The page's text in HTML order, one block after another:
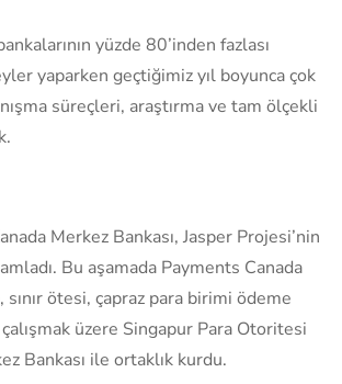
yüzde 80’inden fazlası
yaparken geçtiğimiz yıl boyunca çok
süreçleri, araştırma ve tam ölçekli
Merkez Bankası, Jasper Projesi’nin
Bu aşamada Payments Canada
ötesi, çapraz para birimi ödeme
üzere Singapur Para Otoritesi
Bankası ile ortaklık kurdu.